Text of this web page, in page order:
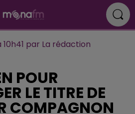
10h41 par La rédaction
POUR
LE TITRE DE
COMPAGNON